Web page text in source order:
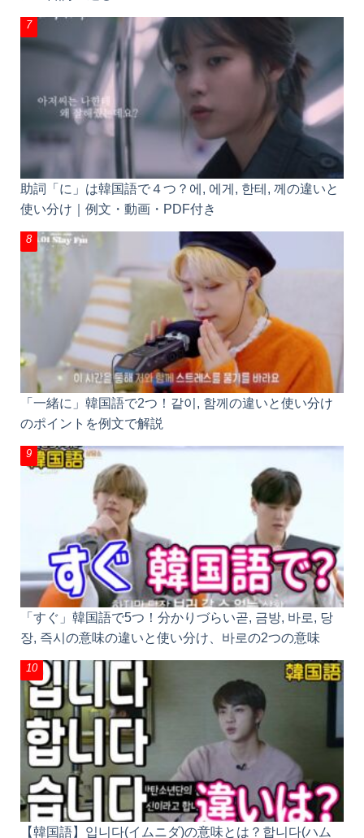
助詞「に」は韓国語で４つ？에, 에게, 한테, 께の違い
と使い分け｜例文・動画・PDF付き
「一緒に」韓国語で2つ！같이, 함께の違いと使い分
けのポイントを例文で解説
「すぐ」韓国語で5つ！分かりづらい곧, 금방, 바로,
당장, 즉시の意味の違いと使い分け、바로の2つの意
味
【韓国語】입니다(イムニダ)の意味とは？합니다(ハム